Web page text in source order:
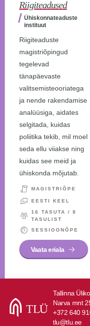
Riigiteadused
Ühiskonnateaduste
instituut
Riigiteaduste
magistriõpingud
tegelevad
tänapäevaste
valitsemisteooriatega
ja nende rakendamise
analüüsiga, aidates
selgitada, kuidas
poliitika tekib, mil moel
seda ellu viiakse ning
kuidas see meid ja
ühiskonda mõjutab.
MAGISTRIÕPE
EESTI KEEL
16 TASUTA / 8
TASULIST
SESSIOONÕPE
Vaata eriala
Tallinna
Narva mnt
+372 640
tlu@tlu.ee